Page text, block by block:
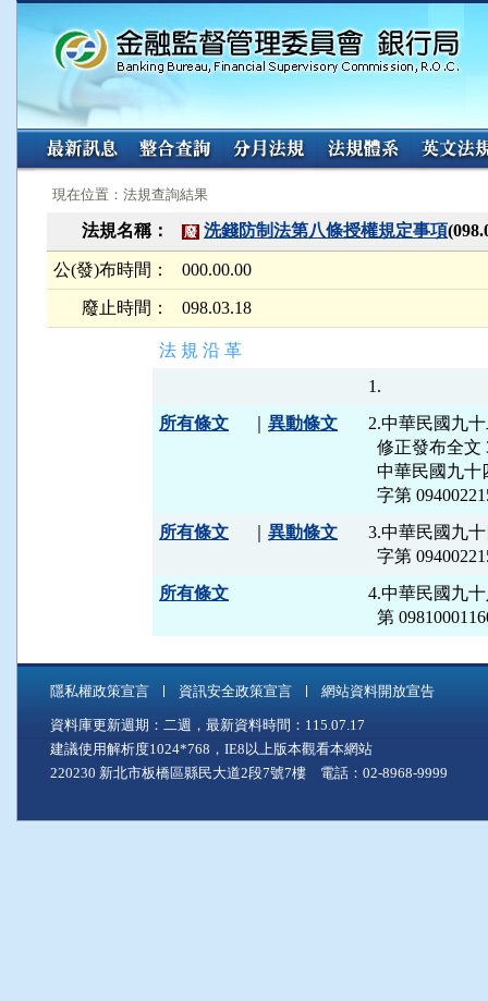
:::
現在位置：法規查詢結果
法規名稱： 廢 洗錢防制法第八條授權規定事項
公(發)布時間： 000.00.00
廢止時間： 098.03.18
法 規 沿 革
所有條文
異動條文
2.中華民國九
修正發布全
中華民國九
所有條文 異動條文 3.中華民國九
所有條文
4.中華民國九
第
隱私權政策宣言 資訊安全政策宣言 網站資料開放宣告
資料庫更新週期：二週，最新資料時間：115.07.17
建議使用解析度1024*768，IE8以上版本觀看本網站
220230 新北市板橋區縣民大道2段7號7樓 電話：02-8968-9999